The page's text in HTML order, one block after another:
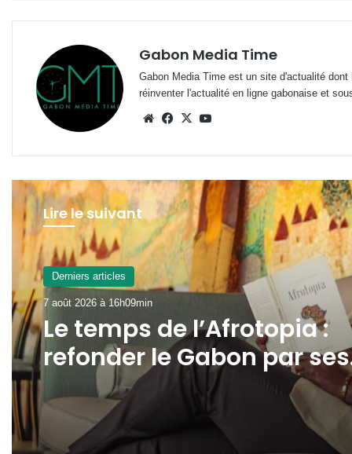
Gabon Media Time
Gabon Media Time est un site d'actualité
réinventer l'actualité en ligne gabonaise et
WebsiteFacebook
X
Lire le suivant
Derniers articles
7 août 2026 à 16h09min
Le temps de l’Afrotopia :
Derniers articles
7 août 2026 à 13h16min
Gabon : la SOGADA
présente ses capacités
production à
l’ambassadeur d’Angola